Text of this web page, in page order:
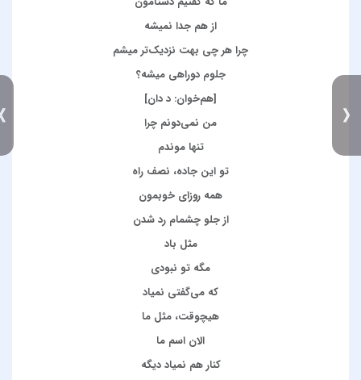
از هم جدا نمیشه
چرا هر چی بهت نزدیک‌تر میشم
جلوم دوراهی میشه؟
[هم‌خوان: د دان]
من نمی‌دونم چرا
تنها موندم
تو این جاده، نصف راه
همه روزای خوبمون
از جلو چشمام رد شدن
مثل باد
مگه تو نبودی
که می‌گفتی نمیاد
هیچوقت، مثل ما
الان اسم ما
کنار هم نمیاد دیگه